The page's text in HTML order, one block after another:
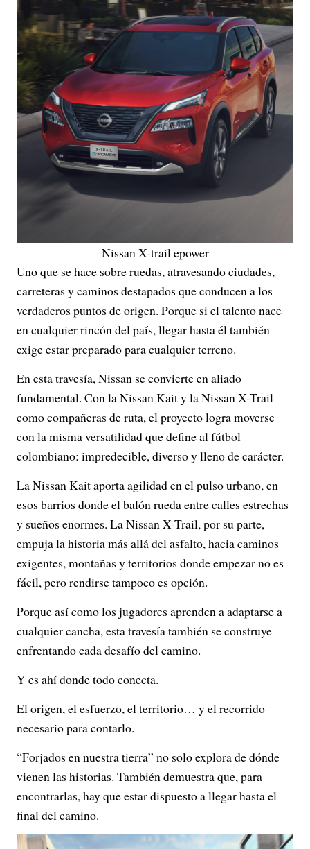
Nissan X-trail epower
Uno que se hace sobre ruedas, atravesando ciudades,
carreteras y caminos destapados que conducen a los
verdaderos puntos de origen. Porque si el talento nace
en cualquier rincón del país, llegar hasta él también
exige estar preparado para cualquier terreno.
En esta travesía, Nissan se convierte en aliado
fundamental. Con la Nissan Kait y la Nissan X-Trail
como compañeras de ruta, el proyecto logra moverse
con la misma versatilidad que define al fútbol
colombiano: impredecible, diverso y lleno de carácter.
La Nissan Kait aporta agilidad en el pulso urbano, en
esos barrios donde el balón rueda entre calles estrechas
y sueños enormes. La Nissan X-Trail, por su parte,
empuja la historia más allá del asfalto, hacia caminos
exigentes, montañas y territorios donde empezar no es
fácil, pero rendirse tampoco es opción.
Porque así como los jugadores aprenden a adaptarse a
cualquier cancha, esta travesía también se construye
enfrentando cada desafío del camino.
Y es ahí donde todo conecta.
El origen, el esfuerzo, el territorio… y el recorrido
necesario para contarlo.
“Forjados en nuestra tierra” no solo explora de dónde
vienen las historias. También demuestra que, para
encontrarlas, hay que estar dispuesto a llegar hasta el
final del camino.